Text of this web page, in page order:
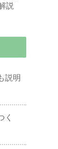
説
説明
く